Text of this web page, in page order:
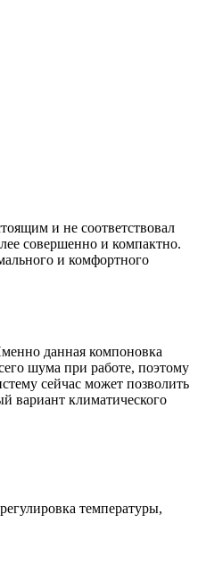
и не соответствовал
совершенно и компактно.
и комфортного
данная компоновка
шума при работе, поэтому
сейчас может позволить
вариант климатического
температуры,